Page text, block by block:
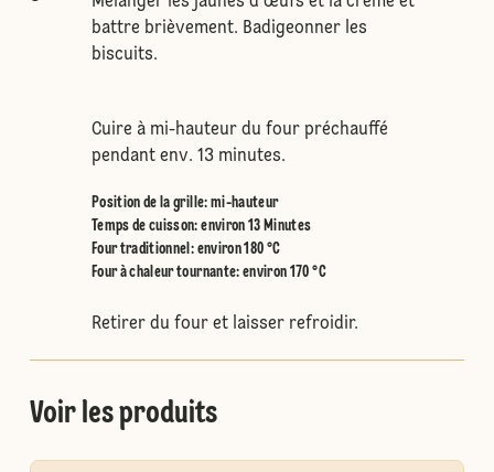
battre brièvement. Badigeonner les
biscuits.
Cuire à mi-hauteur du four préchauffé
pendant env. 13 minutes.
Position de la grille: mi-hauteur
Temps de cuisson: environ 13 Minutes
Four traditionnel : environ 180 °C
Four à chaleur tournante: environ 170 °C
Retirer du four et laisser refroidir.
Voir les produits